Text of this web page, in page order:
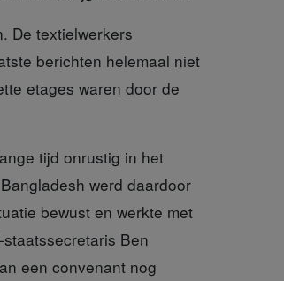
De textielwerkers
berichten helemaal niet
etages waren door de
tijd onrustig in het
werd daardoor
bewust en werkte met
Ben
een convenant nog